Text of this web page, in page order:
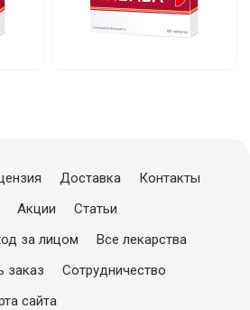
Доставка
Контакты
Акции
Статьи
за лицом
Все лекарства
заказ
Сотрудничество
сайта